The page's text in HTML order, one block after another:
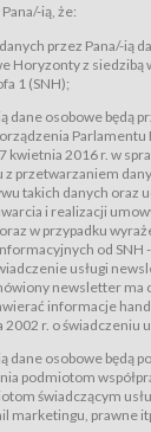
i filmowej
potwierdzające
do wzięcia udziału
dla danego
albo w pojedynczych
prowadzony przez
regulamin.
Usług przez
o których mowa w
precyzują odrębne
Usługodawcę danych
fizycznymi.
elektroniczną w
drogą elektroniczną
świadczone są
i odczytywania przez
Serwisie,
ią, że:
przez Pana/-ią
Horyzonty z siedzibą
1 (SNH);
dane osobowe będą
Parlamentu
kwietnia 2016 r. w
z przetwarzaniem
takich danych oraz
i realizacji
w przypadku
od SNH
usługi
newsletter ma
informacje
2002 r. o świadczeniu
dane osobowe będą
podmiotom
świadczącym
marketingu, prawne